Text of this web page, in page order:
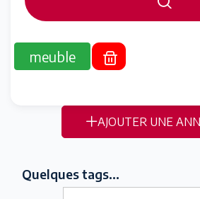
meuble
AJOUTER UNE
Quelques tags...